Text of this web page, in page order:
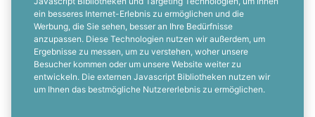
ein besseres Internet-Erlebnis zu ermöglichen und die
Werbung, die Sie sehen, besser an Ihre Bedürfnisse
anzupassen. Diese Technologien nutzen wir außerdem, um
Ergebnisse zu messen, um zu verstehen, woher unsere
Besucher kommen oder um unsere Website weiter zu
entwickeln. Die externen Javascript Bibliotheken nutzen wir
um Ihnen das bestmögliche Nutzererlebnis zu ermöglichen.